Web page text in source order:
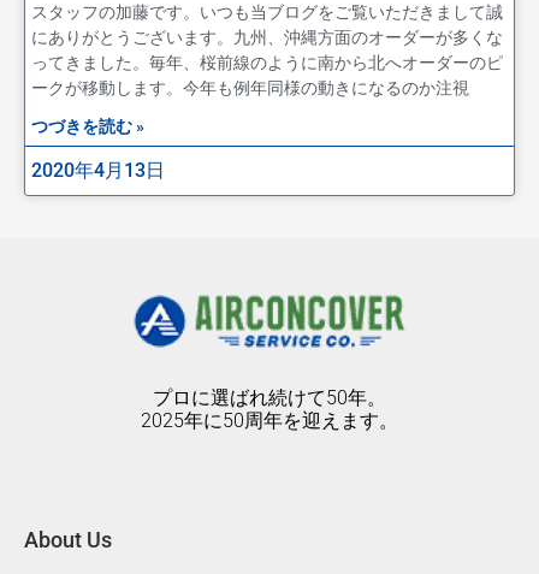
スタッフの加藤です。いつも当ブログをご覧いただきまして誠
にありがとうございます。九州、沖縄方面のオーダーが多くな
ってきました。毎年、桜前線のように南から北へオーダーのピ
ークが移動します。今年も例年同様の動きになるのか注視
つづきを読む »
2020年4月13日
プロに選ばれ続けて50年。
2025年に50周年を迎えます。
About Us